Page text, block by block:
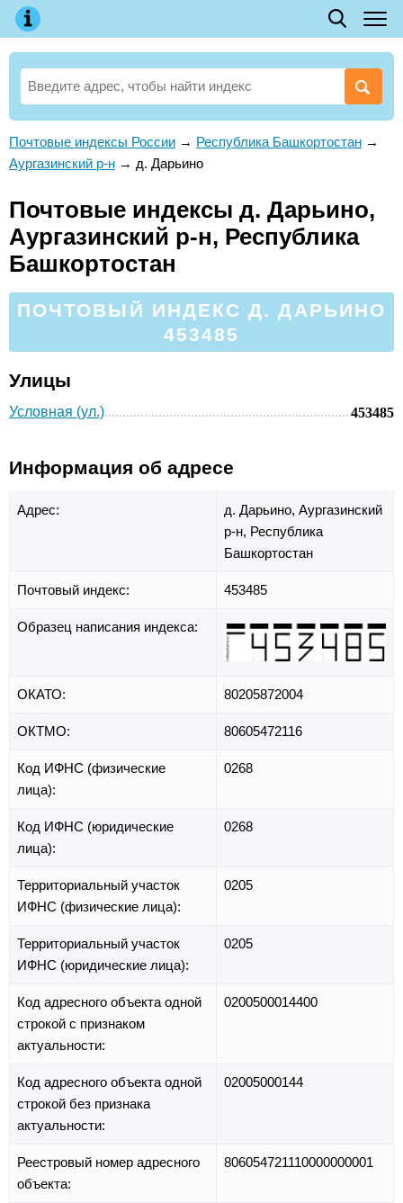
Почтовые индексы России → Республика Башкортостан →
Аургазинский р-н → д. Дарьино
Почтовые индексы д. Дарьино,
Аургазинский р-н, Республика
Башкортостан
ПОЧТОВЫЙ ИНДЕКС Д. ДАРЬИНО
453485
Улицы
Условная (ул.) 453485
Информация об адресе
Адрес: д. Дарьино, Аургазинский
р-н, Республика
Башкортостан
Почтовый индекс: 453485
Образец написания индекса:
ОКАТО: 80205872004
ОКТМО: 80605472116
Код ИФНС (физические
лица):
0268
Код ИФНС (юридические
лица):
0268
Территориальный участок
ИФНС (физические лица):
0205
Территориальный участок
ИФНС (юридические лица):
0205
Код адресного объекта одной
строкой с признаком
актуальности:
0200500014400
Код адресного объекта одной
строкой без признака
актуальности:
02005000144
Реестровый номер адресного
объекта:
806054721110000000001